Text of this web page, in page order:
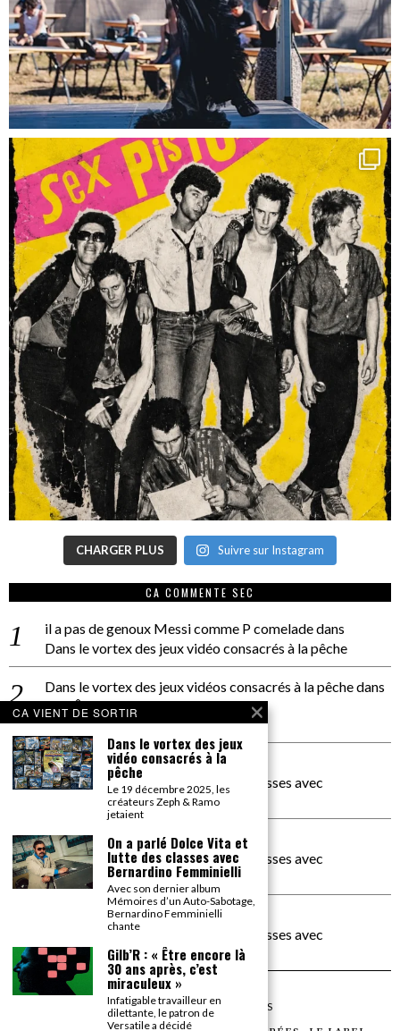
CHARGER PLUS Suivre sur Instagram
CA COMMENTE SEC
il a pas de genoux Messi comme P comeladedans
Dans le vortex des jeux vidéo consacrés à la pêche
Dans le vortex des jeux vidéos consacrés à la pêchedans
PACÔME THIELLEMENT
La séance d’Hip Gnose
La Patrie
dans
On a parlé Dolce Vita et lutte des classes avec
Bernardino Femminielli
carte noire negra à l'o tiededans
On a parlé Dolce Vita et lutte des classes avec
Bernardino Femminielli
moise et son mascarédans
On a parlé Dolce Vita et lutte des classes avec
Bernardino Femminielli
©2026TOUS DROITS RÉSERVÉS
CA VIENT DE SORTIR
Dans le vortex des jeux
vidéo consacrés à la
pêche
Le 19 décembre 2025, les
créateurs Zeph & Ramo
jetaient
On a parlé Dolce Vita et
lutte des classes avec
Bernardino Femminielli
Avec son dernier album
Mémoires d’un Auto-Sabotage,
Bernardino Femminielli
chante
Gilb’R : « Être encore là
30 ans après, c’est
miraculeux »
Infatigable travailleur en
dilettante, le patron de
Versatile a décidé